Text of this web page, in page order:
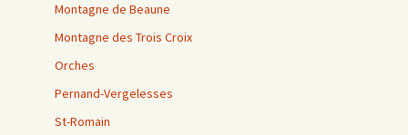
Montagne de Beaune
Montagne des Trois Croix
Orches
Pernand-Vergelesses
St-Romain